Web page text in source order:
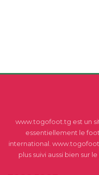
www.togofoot.tg est un
essentiellement le
international.
plus suivi aussi bien sur